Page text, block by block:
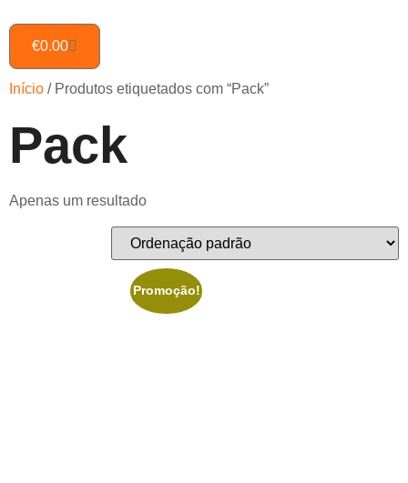
€0.00
Início / Produtos etiquetados com “Pack”
Pack
Apenas um resultado
Promoção!